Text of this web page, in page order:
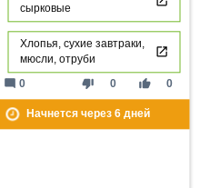
сырковые
Хлопья, сухие завтраки,
мюсли, отруби
thumb_down 0 thumb_up 0
mode_comment 0
Начнется через 6дней